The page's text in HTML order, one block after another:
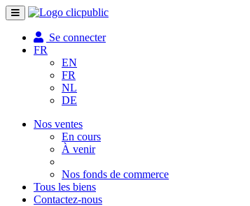
Toggle
navigation
Se connecter
FR
EN
FR
NL
DE
Nos ventes
En cours
À venir
Nos fonds de commerce
Tous les biens
Contactez-nous